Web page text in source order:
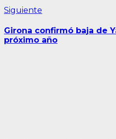
Siguiente
Girona confirmó baja de
próximo año